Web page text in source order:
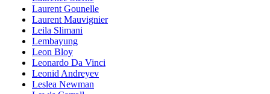
Laurent Gounelle
Laurent Mauvignier
Leila Slimani
Lembayung
Leon Bloy
Leonardo Da Vinci
Leonid Andreyev
Leslea Newman